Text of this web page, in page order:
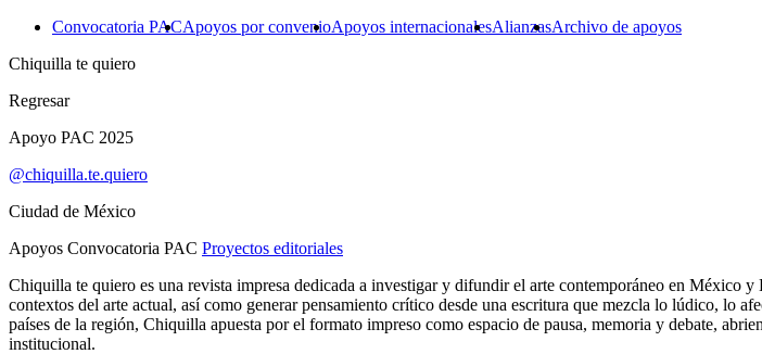
Convocatoria PACApoyos por convenioApoyos internacionalesAlianzasArchivo de apoyos
Chiquilla te quiero
Regresar
Apoyo PAC 2025
@chiquilla.te.quiero
Ciudad de México
Apoyos Convocatoria PAC Proyectos editoriales
Chiquilla te quiero es una revista impresa dedicada a investigar y difundir el arte contemporáneo en México
contextos del arte actual, así como generar pensamiento crítico desde una escritura que mezcla lo lúdico, lo
países de la región, Chiquilla apuesta por el formato impreso como espacio de pausa, memoria y debate,
institucional.